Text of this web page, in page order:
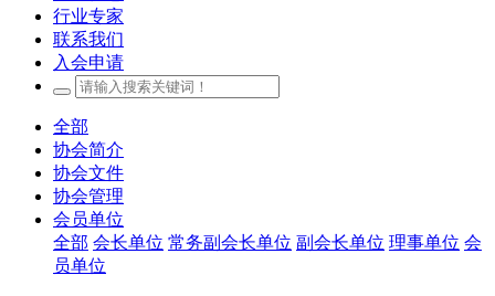
行业专家
联系我们
入会申请
全部
协会简介
协会文件
协会管理
会员单位
全部 会长单位 常务副会长单位 副会长单位 理事单位 会
员单位